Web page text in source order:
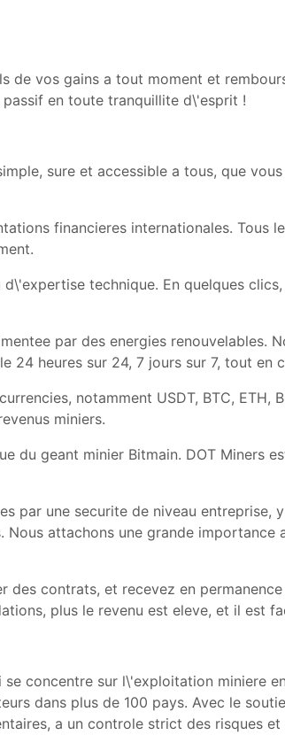
de vos gains a tout moment et
en toute tranquillite d\'esprit !
sure et accessible a tous, que
financieres internationales. Tous
technique. En quelques
par des energies renouvelables.
heures sur 24, 7 jours sur 7, tout en
notamment USDT, BTC, ETH,
miniers.
du geant minier Bitmain. DOT Miners
par une securite de niveau entreprise,
attachons une grande importance
contrats, et recevez en
plus le revenu est eleve, et il est
concentre sur l\'exploitation miniere
dans plus de 100 pays. Avec le
a un controle strict des risques